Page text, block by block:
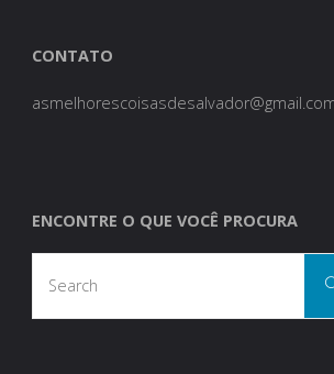
CONTATO
ENCONTRE O QUE VOCÊ PROCURA